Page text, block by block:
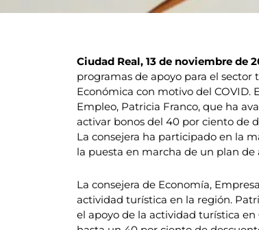
Ciudad Real, 13 de noviembre de
programas de apoyo para el
Económica con motivo del COVID.
Empleo, Patricia Franco, que ha
activar bonos del 40 por ciento de
La consejera ha participado en la
la puesta en marcha de un plan
La consejera de Economía,
actividad turística en la región.
el apoyo de la actividad turística